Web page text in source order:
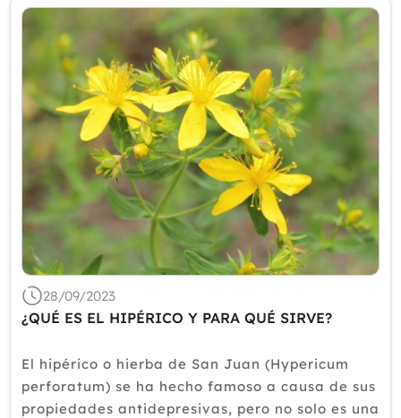
28/09/2023
¿QUÉ ES EL HIPÉRICO Y PARA QUÉ SIRVE?
El hipérico o hierba de San Juan (Hypericum
perforatum) se ha hecho famoso a causa de sus
propiedades antidepresivas, pero no solo es una